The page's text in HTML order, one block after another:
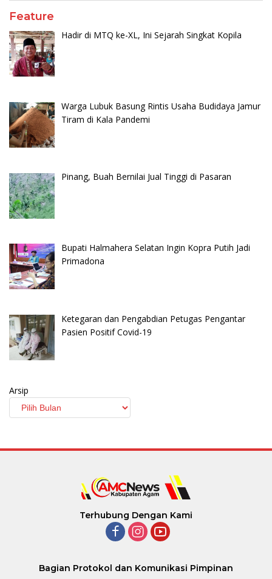
Feature
Hadir di MTQ ke-XL, Ini Sejarah Singkat Kopila
Warga Lubuk Basung Rintis Usaha Budidaya Jamur
Tiram di Kala Pandemi
Pinang, Buah Bernilai Jual Tinggi di Pasaran
Bupati Halmahera Selatan Ingin Kopra Putih Jadi
Primadona
Ketegaran dan Pengabdian Petugas Pengantar
Pasien Positif Covid-19
Arsip
Terhubung Dengan Kami
Bagian Protokol dan Komunikasi Pimpinan